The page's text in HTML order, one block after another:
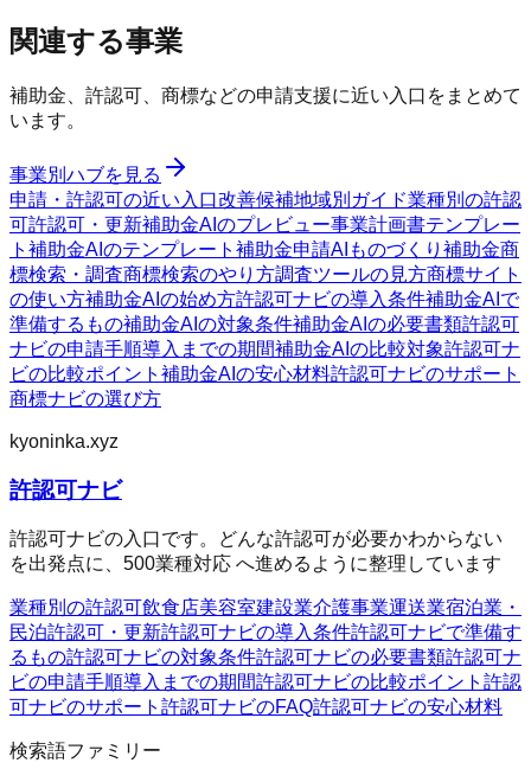
関連する事業
補助金、許認可、商標などの申請支援に近い入口をまとめて
います。
事業別ハブを見る
申請・許認可の近い入口改善候補地域別ガイド業種別の許認
可許認可・更新補助金AIのプレビュー事業計画書テンプレー
ト 補助金AIのテンプレート 補助金申請AI ものづくり補助金商
標検索・調査商標検索のやり方調査ツールの見方商標サイト
の使い方補助金AIの始め方許認可ナビの導入条件補助金AIで
準備するもの補助金AIの対象条件補助金AIの必要書類許認可
ナビの申請手順導入までの期間補助金AIの比較対象許認可ナ
ビの比較ポイント 補助金AIの安心材料許認可ナビのサポート
商標ナビの選び方
kyoninka.xyz
許認可ナビ
許認可ナビの入口です。どんな許認可が必要かわからない
を出発点に、500業種対応 へ進めるように整理しています
業種別の許認可飲食店美容室建設業介護事業運送業宿泊業・
民泊許認可・更新許認可ナビの導入条件許認可ナビで準備す
るもの許認可ナビの対象条件許認可ナビの必要書類許認可ナ
ビの申請手順導入までの期間許認可ナビの比較ポイント 許認
可ナビのサポート 許認可ナビのFAQ許認可ナビの安心材料
検索語ファミリー